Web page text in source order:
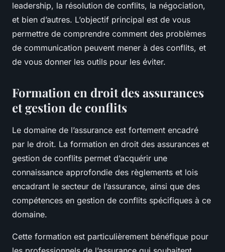
leadership, la résolution de conflits, la négociation,
et bien d’autres. L’objectif principal est de vous
permettre de comprendre comment des problèmes
de communication peuvent mener à des conflits, et
de vous donner les outils pour les éviter.
Formation en droit des assurances
et gestion de conflits
Le domaine de l’assurance est fortement encadré
par le droit. La formation en droit des assurances et
gestion de conflits permet d’acquérir une
connaissance approfondie des règlements et lois
encadrant le secteur de l’assurance, ainsi que des
compétences en gestion de conflits spécifiques à ce
domaine.
Cette formation est particulièrement bénéfique pour